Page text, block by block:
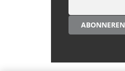
ABONNEREN